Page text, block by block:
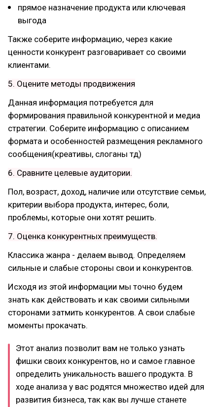
прямое назначение продукта или ключевая
выгода
Также соберите информацию, через какие
ценности конкурент разговаривает со своими
клиентами.
5. Оцените методы продвижения
Данная информация потребуется для
формирования правильной конкурентной и медиа
стратегии. Соберите информацию с описанием
формата и особенностей размещения рекламного
сообщения(креативы, слоганы тд)
6. Сравните целевые аудитории.
Пол, возраст, доход, наличие или отсутствие семьи,
критерии выбора продукта, интерес, боли,
проблемы, которые они хотят решить.
7. Оценка конкурентных преимуществ.
Классика жанра - делаем вывод. Определяем
сильные и слабые стороны свои и конкурентов.
Исходя из этой информации мы точно будем
знать как действовать и как своими сильными
сторонами затмить конкурентов. А свои слабые
моменты прокачать.
Этот анализ позволит вам не только узнать
фишки своих конкурентов, но и самое главное
определить уникальность вашего продукта. В
ходе анализа у вас родятся множество идей для
развития бизнеса, так как вы лучше станете